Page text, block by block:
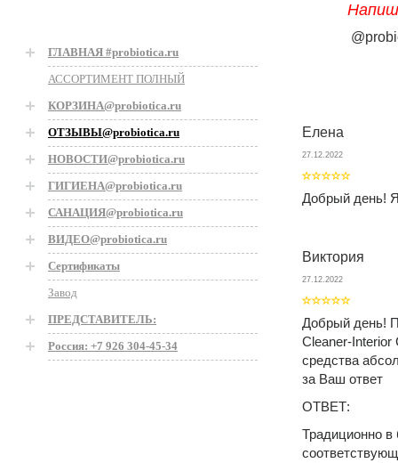
ГЛАВНАЯ #probiotica.ru
АССОРТИМЕНТ ПОЛНЫЙ
КОРЗИНА@probiotica.ru
ОТЗЫВЫ@probiotica.ru
НОВОСТИ@probiotica.ru
ГИГИЕНА@probiotica.ru
САНАЦИЯ@probiotica.ru
ВИДЕО@probiotica.ru
Сертификаты
Завод
ПРЕДСТАВИТЕЛЬ:
Россия: +7 926 304-45-34
Елена
27.12.2022
Добрый день!
Виктория
27.12.2022
Добрый день!
Cleaner-Interior
средства
за Ваш ответ
ОТВЕТ:
Традиционно